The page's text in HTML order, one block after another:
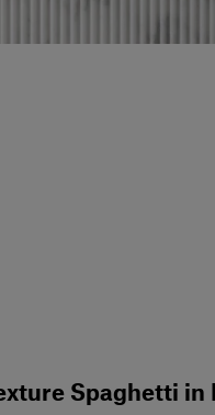
Spaghetti in